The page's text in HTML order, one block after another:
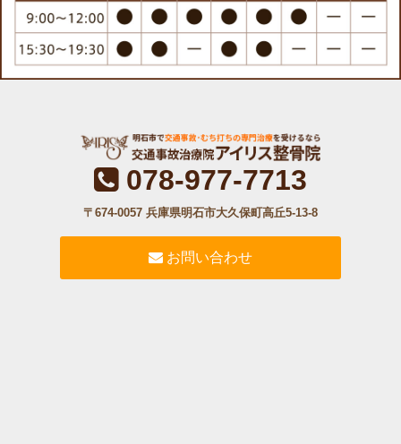
078-977-7713
〒674-0057 兵庫県明石市大久保町高丘5-13-8
お問い合わせ